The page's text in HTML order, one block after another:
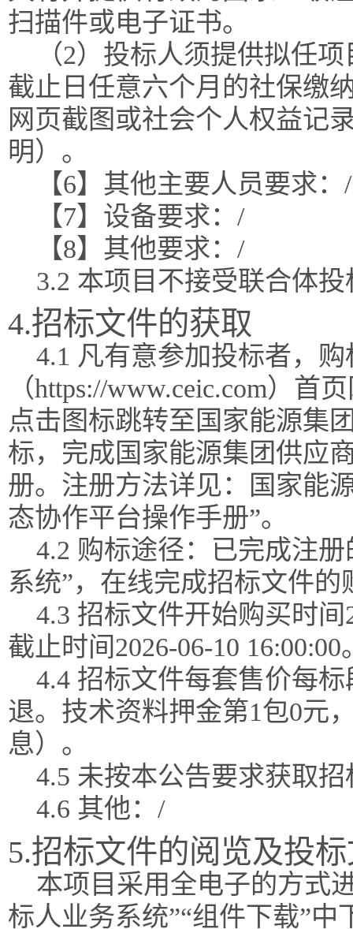
扫描件或电子证书。
（2）投标人须提供拟任
截止日任意六个月的社保缴
网页截图或社会个人权益记
明）。
【6】其他主要人员要求：/
【7】设备要求：/
【8】其他要求：/
3.2 本项目不接受联合体投
4.招标文件的获取
4.1 凡有意参加投标者，
（https://www.ceic.com）首
点击图标跳转至国家能源集
标，完成国家能源集团供应
册。注册方法详见：国家能
态协作平台操作手册”。
4.2 购标途径：已完成注
系统”，在线完成招标文件的
4.3 招标文件开始购买时间
截止时间2026-06-10 16:00:00
4.4 招标文件每套售价每
退。技术资料押金第1包0元
息）。
4.5 未按本公告要求获取
4.6 其他：/
5.招标文件的阅览及投
本项目采用全电子的方式
标人业务系统”“组件下载”